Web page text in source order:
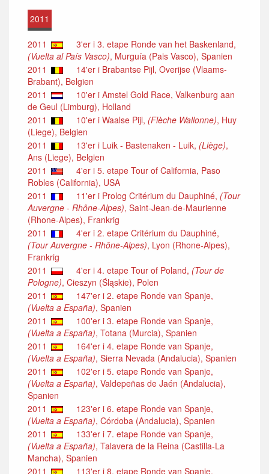
2011
2011
3'er i 3. etape Ronde van het Baskenland,
(Vuelta al País Vasco), Murguía (Pais Vasco), Spanien
2011
14'er i Brabantse Pijl, Overijse (Vlaams-
Brabant), Belgien
2011
10'er i Amstel Gold Race, Valkenburg aan
de Geul (Limburg), Holland
2011
10'er i Waalse Pijl, (Flèche Wallonne), Huy
(Liege), Belgien
2011
13'er i Luik - Bastenaken - Luik, (Liège),
Ans (Liege), Belgien
2011
4'er i 5. etape Tour of California, Paso
Robles (California), USA
2011
11'er i Prolog Critérium du Dauphiné, (Tour
Auvergne - Rhône-Alpes), Saint-Jean-de-Maurienne
(Rhone-Alpes), Frankrig
2011
4'er i 2. etape Critérium du Dauphiné,
(Tour Auvergne - Rhône-Alpes), Lyon (Rhone-Alpes),
Frankrig
2011
4'er i 4. etape Tour of Poland, (Tour de
Pologne), Cieszyn (Śląskie), Polen
2011
147'er i 2. etape Ronde van Spanje,
(Vuelta a España), Spanien
2011
100'er i 3. etape Ronde van Spanje,
(Vuelta a España), Totana (Murcia), Spanien
2011
164'er i 4. etape Ronde van Spanje,
(Vuelta a España), Sierra Nevada (Andalucia), Spanien
2011
102'er i 5. etape Ronde van Spanje,
(Vuelta a España), Valdepeñas de Jaén (Andalucia),
Spanien
2011
123'er i 6. etape Ronde van Spanje,
(Vuelta a España), Córdoba (Andalucia), Spanien
2011
133'er i 7. etape Ronde van Spanje,
(Vuelta a España), Talavera de la Reina (Castilla-La
Mancha), Spanien
2011
113'er i 8. etape Ronde van Spanje,